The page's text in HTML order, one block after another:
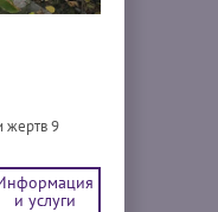
жертв 9
и услуги